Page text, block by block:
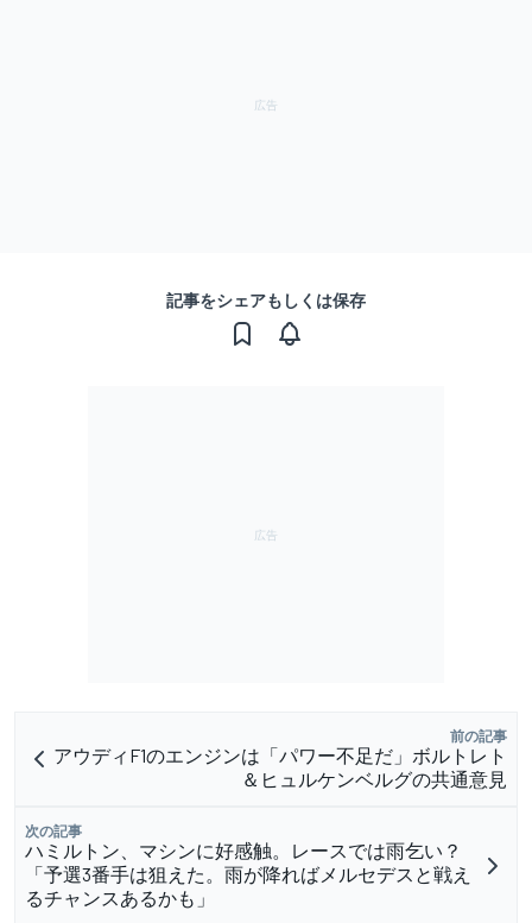
記事をシェアもしくは保存
前の記事
アウディF1のエンジンは「パワー不足だ」ボルトレト
＆ヒュルケンベルグの共通意見
次の記事
ハミルトン、マシンに好感触。レースでは雨乞い？
「予選3番手は狙えた。雨が降ればメルセデスと戦え
るチャンスあるかも」